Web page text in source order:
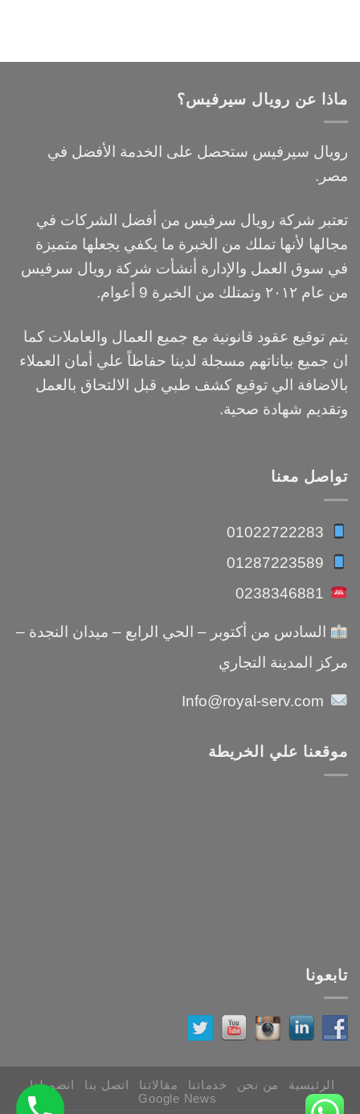
ماذا عن رويال سيرفيس؟
رويال سيرفيس ستحصل على الخدمة الأفضل في
مصر.
تعتبر شركة رويال سرفيس من أفضل الشركات في
مجالها لأنها تملك من الخبرة ما يكفي يجعلها متميزة
في سوق العمل والإدارة أنشأت شركة رويال سرفيس
من عام ٢٠١٢ وتمتلك من الخبرة 9 أعوام.
يتم توقيع عقود قانونية مع جميع العمال والعاملات كما
ان جميع بياناتهم مسجلة لدينا حفاظاً علي أمان العملاء
بالاضافة الي توقيع كشف طبي قبل الالتحاق بالعمل
وتقديم شهادة صحية.
تواصل معنا
01022722283
01287223589
0238346881
السادس من أكتوبر – الحي الرابع – ميدان النجدة –
مركز المدينة التجاري
Info@royal-serv.com
موقعنا علي الخريطة
تابعونا
الرئيسية من نحن خدماتنا مقالاتنا اتصل بنا
انضم لنا
Google News